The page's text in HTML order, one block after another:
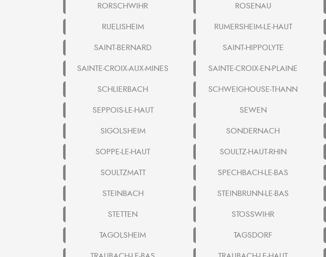
RORSCHWIHR
ROSENAU
RUELISHEIM
RUMERSHEIM-LE-HAUT
SAINT-BERNARD
SAINT-HIPPOLYTE
SAINTE-CROIX-AUX-MINES
SAINTE-CROIX-EN-PLAINE
SCHLIERBACH
SCHWEIGHOUSE-THANN
SEPPOIS-LE-HAUT
SEWEN
SIGOLSHEIM
SONDERNACH
SOPPE-LE-HAUT
SOULTZ-HAUT-RHIN
SOULTZMATT
SPECHBACH-LE-BAS
STEINBACH
STEINBRUNN-LE-BAS
STETTEN
STOSSWIHR
TAGOLSHEIM
TAGSDORF